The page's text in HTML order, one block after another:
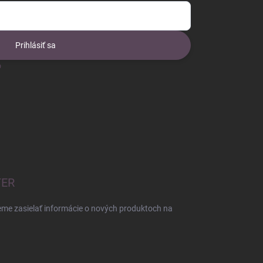
Prihlásiť sa
zasielať informácie o nových produktoch na